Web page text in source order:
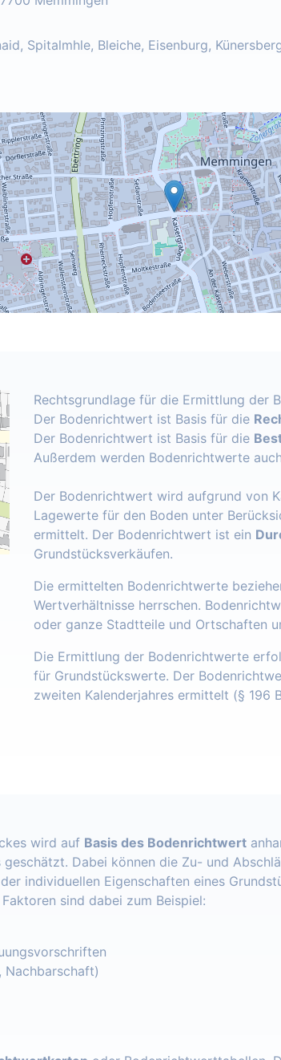
Spitalmhle, Bleiche, Eisenburg,
Rechtsgrundlage für die Ermittlung der
Der Bodenrichtwert ist Basis für die
Der Bodenrichtwert ist Basis für die
Außerdem werden Bodenrichtwerte
Der Bodenrichtwert wird aufgrund von
Lagewerte für den Boden unter
ermittelt. Der Bodenrichtwert ist ein
Grundstücksverkäufen.
Die ermittelten Bodenrichtwerte
Wertverhältnisse herrschen.
oder ganze Stadtteile und Ortschaften
Die Ermittlung der Bodenrichtwerte
für Grundstückswerte. Der
zweiten Kalenderjahres ermittelt (§ 196
wird auf Basis des Bodenrichtwert
Dabei können die Zu- und
individuellen Eigenschaften eines
sind dabei zum Beispiel:
Nachbarschaft)